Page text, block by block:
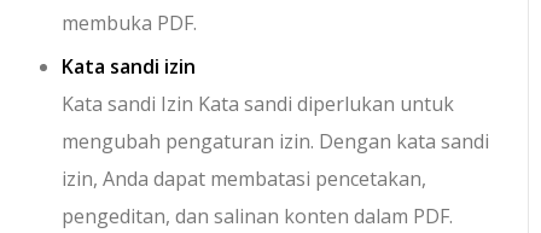
membuka PDF.
Kata sandi izin
Kata sandi Izin Kata sandi diperlukan untuk
mengubah pengaturan izin. Dengan kata sandi
izin, Anda dapat membatasi pencetakan,
pengeditan, dan salinan konten dalam PDF.